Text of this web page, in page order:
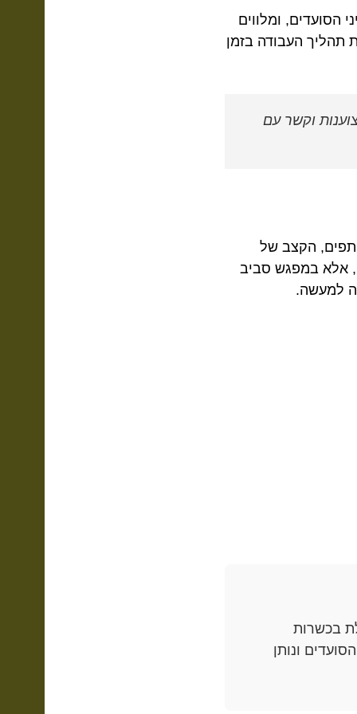
הסועדים, ומלווים
תהליך העבודה בזמן
וקשר עם
הקצב של
אלא במפגש סביב
למעשה.
בכשרות
ונותן